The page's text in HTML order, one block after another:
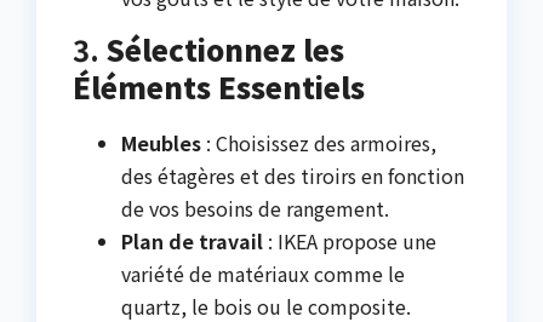
3. Sélectionnez les
Éléments Essentiels
Meubles : Choisissez des armoires,
des étagères et des tiroirs en fonction
de vos besoins de rangement.
Plan de travail : IKEA propose une
variété de matériaux comme le
quartz, le bois ou le composite.